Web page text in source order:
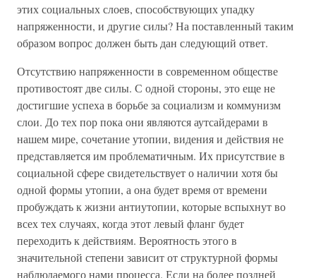
этих социальных слоев, способствующих упадку
напряженности, и другие силы? На поставленный таким
образом вопрос должен быть дан следующий ответ.
Отсутствию напряженности в современном обществе
противостоят две силы. С одной стороны, это еще не
достигшие успеха в борьбе за социализм и коммунизм
слои. До тех пор пока они являются аутсайдерами в
нашем мире, сочетание утопии, видения и действия не
представляется им проблематичным. Их присутствие в
социальной сфере свидетельствует о наличии хотя бы
одной формы утопии, а она будет время от времени
пробуждать к жизни антиутопии, которые вспыхнут во
всех тех случаях, когда этот левый фланг будет
переходить к действиям. Вероятность этого в
значительной степени зависит от структурной формы
наблюдаемого нами процесса. Если на более поздней